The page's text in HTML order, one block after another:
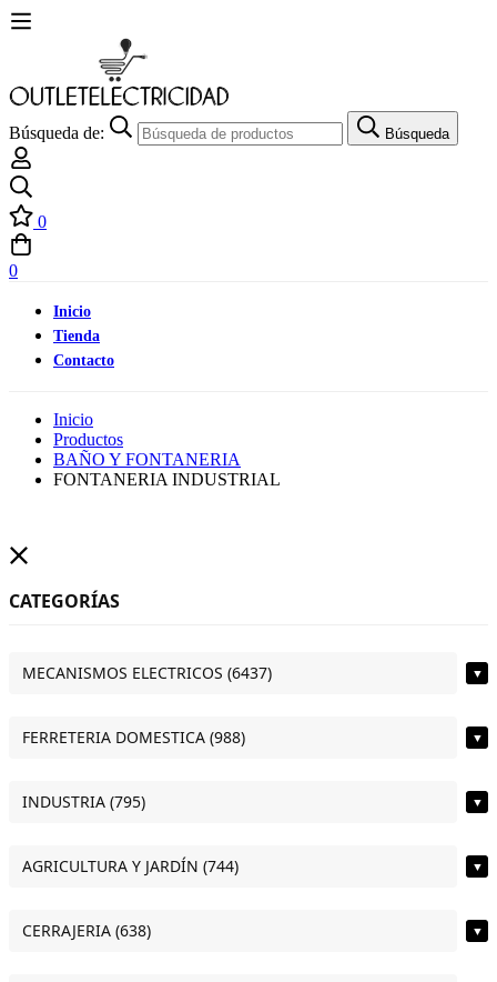
Búsqueda de: Búsqueda
0
0
Inicio
Tienda
Contacto
Inicio
Productos
BAÑO Y FONTANERIA
FONTANERIA INDUSTRIAL
CATEGORÍAS
MECANISMOS ELECTRICOS (6437) ▼
FERRETERIA DOMESTICA (988) ▼
INDUSTRIA (795) ▼
AGRICULTURA Y JARDÍN (744) ▼
CERRAJERIA (638) ▼